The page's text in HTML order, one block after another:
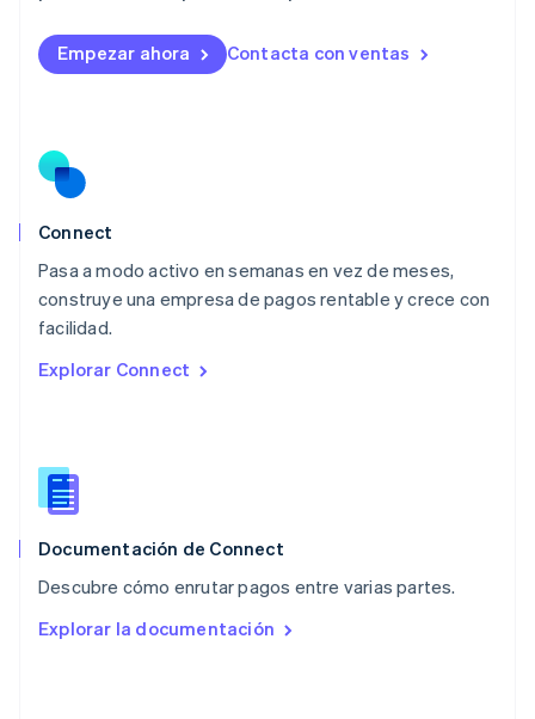
Empezar ahora Contacta con ventas
Connect
Pasa a modo activo en semanas en vez de meses,
construye una empresa de pagos rentable y crece con
facilidad.
Explorar Connect
Documentación de Connect
Descubre cómo enrutar pagos entre varias partes.
Explorar la documentación
Luxemburgo
FrançaisDeutschEnglish
Malasia
México
Español
Noruega
Nueva Zelandia
English
Países Bajos
Polonia
RAE de Hong Kong, China
English
Reino Unido
English
English
English